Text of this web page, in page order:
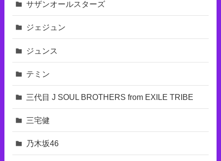
サザンオールスターズ
ジェジュン
ジュンス
テミン
三代目 J SOUL BROTHERS from EXILE TRIBE
三宅健
乃木坂46